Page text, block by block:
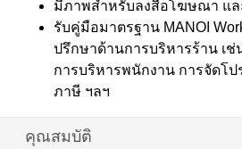
มีภาพสำหรับลงสื่อโฆษณา แล
รับคู่มือมาตรฐาน MANOI
ปรึกษาด้านการบริหารร้าน เช่
การบริหารพนักงาน การจัดโ
ภาษี ฯลฯ
คุณสมบัติ